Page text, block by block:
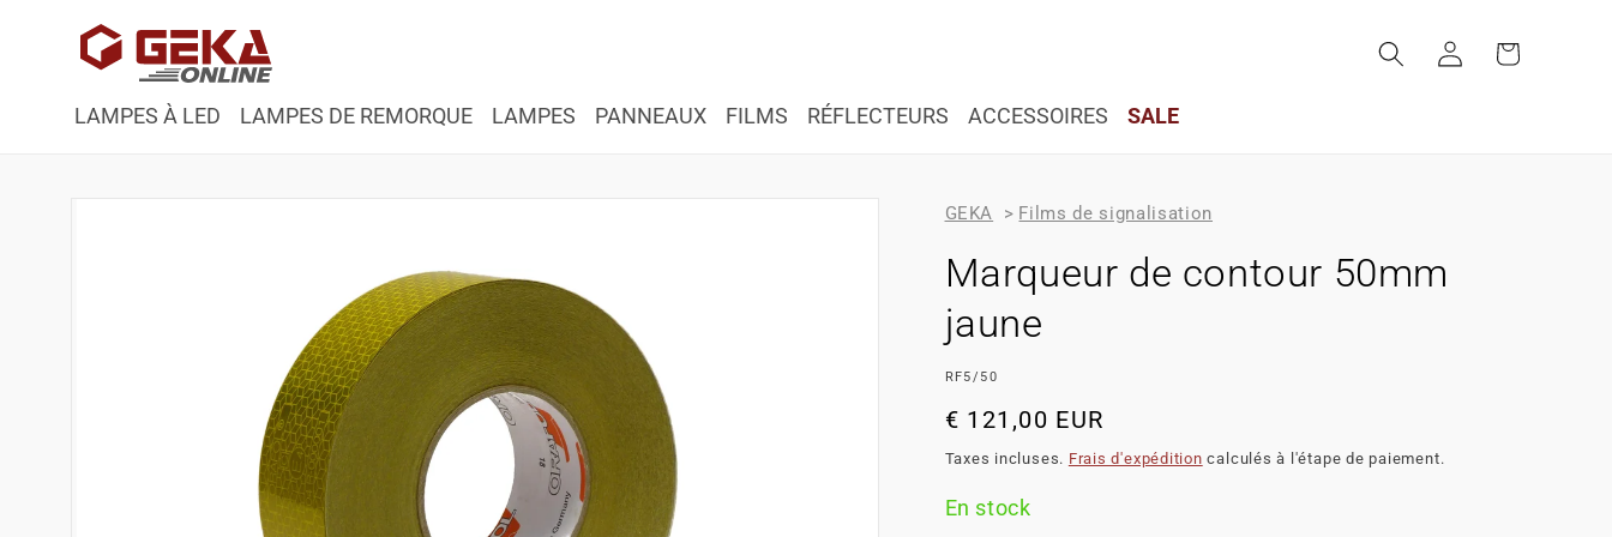
passer
contenu
LAMPES À LED LAMPES DE REMORQUE LAMPES PANNEAUX FILMS RÉFLECTEURS ACCESSOIRES SALE
Connexion Panier
Passer aux
GEKA > Films de signalisation
Marqueur de contour 50mm
jaune
SKU:
RF5/50
Prix
habituel
€ 121,00 EUR
Taxes incluses. Frais d'expédition calculés à l'étape de paiement.
En stock